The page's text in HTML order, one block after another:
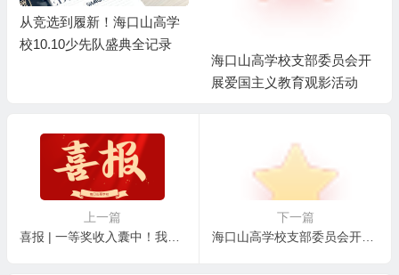
从竞选到履新！海口山高学
校10.10少先队盛典全记录
海口山高学校支部委员会开
展爱国主义教育观影活动
上一篇
喜报 | 一等奖收入囊中！我校啦啦操队闪耀市“青椰”体育节
下一篇
海口山高学校支部委员会开展爱国主义教育观影活动